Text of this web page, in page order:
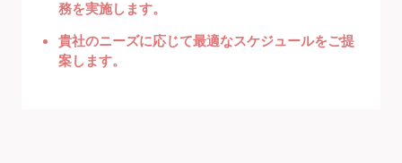
務を実施します。
貴社のニーズに応じて最適なスケジュールをご提
案します。